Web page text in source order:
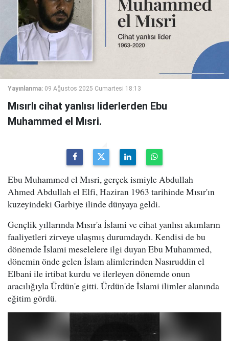
Yayınlanma: 09 Ağustos 2025 Cumartesi 18:13
Mısırlı cihat yanlısı liderlerden Ebu
Muhammed el Mısri.
Ebu Muhammed el Mısri, gerçek ismiyle Abdullah
Ahmed Abdullah el Elfi, Haziran 1963 tarihinde Mısır'ın
kuzeyindeki Garbiye ilinde dünyaya geldi.
Gençlik yıllarında Mısır'a İslami ve cihat yanlısı akımların
faaliyetleri zirveye ulaşmış durumdaydı. Kendisi de bu
dönemde İslami meselelere ilgi duyan Ebu Muhammed,
dönemin önde gelen İslam alimlerinden Nasıruddin el
Elbani ile irtibat kurdu ve ilerleyen dönemde onun
aracılığıyla Ürdün'e gitti. Ürdün'de İslami ilimler alanında
eğitim gördü.